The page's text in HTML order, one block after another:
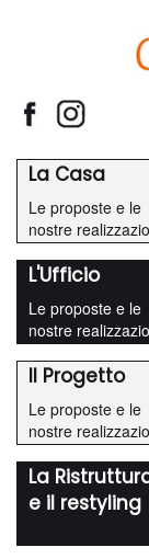
La Casa
Le proposte e le
nostre
L'Ufficio
Le proposte e le
nostre
Il Progetto
Le proposte e le
nostre
La
e il restyling